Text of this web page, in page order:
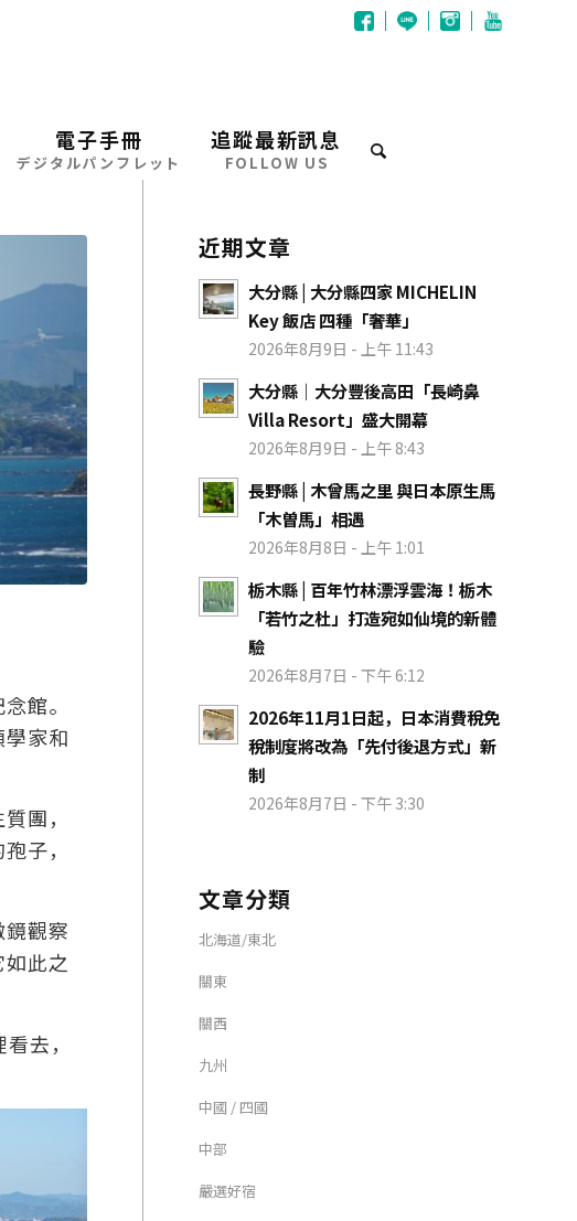
電子手冊
デジタルパンフレット
追蹤最新訊息
FOLLOW US
館。
家和
團，
子，
觀察
此之
去，
近期文章
大分縣 | 大分縣四家 MICHELIN
Key 飯店 四種「奢華」
2026年8月9日 - 上午 11:43
大分縣｜大分豐後高田「長崎鼻
Villa Resort」盛大開幕
2026年8月9日 - 上午 8:43
長野縣 | 木曾馬之里 與日本原生馬
「木曽馬」相遇
2026年8月8日 - 上午 1:01
栃木縣 | 百年竹林漂浮雲海！栃木
「若竹之杜」打造宛如仙境的新體
驗
2026年8月7日 - 下午 6:12
2026年11月1日起，日本消費稅免
稅制度將改為「先付後退方式」新
制
2026年8月7日 - 下午 3:30
文章分類
北海道/東北
關東
關西
九州
中國 / 四國
中部
嚴選好宿